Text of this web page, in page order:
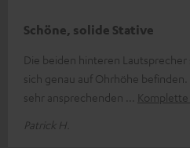
Schöne, solide Stative
Die beiden hinteren Lautsprecher
sich genau auf Ohrhöhe
sehr ansprechenden
Patrick H.